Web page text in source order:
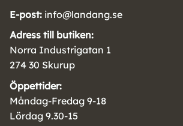
E-post: info@landang.se
Adress till butiken:
Norra Industrigatan 1
274 30 Skurup
Öppettider:
Måndag-Fredag 9-18
Lördag 9.30-15